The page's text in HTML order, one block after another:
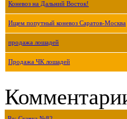
Коневоз на Дальний Восток!
Ищем попутный коневоз Саратов-Москва
продажа лошадей
Продажа ЧК лошадей